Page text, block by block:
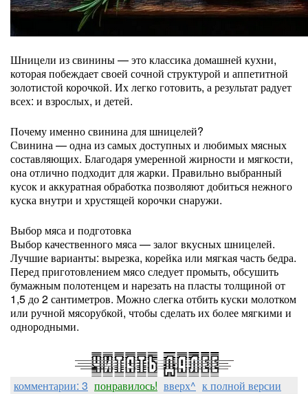
Шницели из свинины — это классика домашней кухни,
которая побеждает своей сочной структурой и аппетитной
золотистой корочкой. Их легко готовить, а результат радует
всех: и взрослых, и детей.
Почему именно свинина для шницелей?
Свинина — одна из самых доступных и любимых мясных
составляющих. Благодаря умеренной жирности и мягкости,
она отлично подходит для жарки. Правильно выбранный
кусок и аккуратная обработка позволяют добиться нежного
куска внутри и хрустящей корочки снаружи.
Выбор мяса и подготовка
Выбор качественного мяса — залог вкусных шницелей.
Лучшие варианты: вырезка, корейка или мягкая часть бедра.
Перед приготовлением мясо следует промыть, обсушить
бумажным полотенцем и нарезать на пласты толщиной от
1,5 до 2 сантиметров. Можно слегка отбить куски молотком
или ручной мясорубкой, чтобы сделать их более мягкими и
однородными.
комментарии: 3 понравилось! вверх^ к полной версии